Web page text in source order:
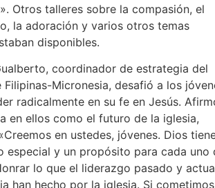
Otros talleres sobre la compasión, el
la adoración y varios otros temas
disponibles.
coordinador de estrategia del
Filipinas-Micronesia, desafió a los
radicalmente en su fe en Jesús.
en ellos como el futuro de la iglesia,
en ustedes, jóvenes. Dios
especial y un propósito para cada uno
lo que el liderazgo pasado y
han hecho por la iglesia. Si cometimos